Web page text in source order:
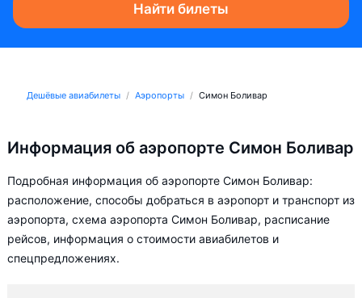
Найти билеты
Дешёвые авиабилеты Аэропорты Симон Боливар
Информация об аэропорте Симон Боливар
Подробная информация об аэропорте Симон Боливар:
расположение, способы добраться в аэропорт и транспорт из
аэропорта, схема аэропорта Симон Боливар, расписание
рейсов, информация о стоимости авиабилетов и
спецпредложениях.